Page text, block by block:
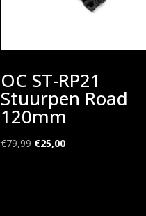
OC ST-RP21
Stuurpen Road
120mm
€79,99 Oorspronkelijke
€25,00Huidige